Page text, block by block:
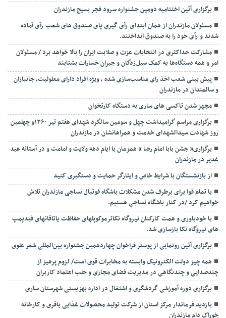
برگزاری آئین اختتامیه دومین جشنواره سرود فجر بسیج مازندران
مسئولان مازندران از همان ابتدای رآی گیری پای صندوق های شعب رآی آماده
شدند و رآی خود را به صندوق انداختند.
مشارکت حداکثری در انتخابات عزت و صلابت ایران را بالا خواهد برد / مسئولان
امر و همه دستگاه‌ها به کمک سیل‌زدگان و جبران خسارات بشتابند
پیش بینی شعب اخذ رای مناسب‌سازی شده ، ویژه افراد دارای معلولیت، جانبازان
و سالمندان در مازندران
مجهز شدن تاکسی های ساری به دستگاه کارتخوان
برگزاری مراسم گرامیداشت چهل و سومین سالگرد شهدای هفتم تیر ۱۳۶۰و چهلمین
روز شهادت سیدالشهدای خدمت و همراهانشان در مازندران
برگزاری« جشن بابا امام رضا » همزمان با ایام دهه ولایت و امامت و در آستانه عید
غدیر در مازندران
از بازنشستگان با شرایط خاص و ایثارگر حمایت و دستگیری کنید
با تمام قوا برای برطرف شدن مشکلات باشگاه فوتبال نساجی مازندران تلاش
خواهیم کرد /در کنار باشگاه نساجی هستیم.
با خودباوری و همت کارکنان نیروگاه نکاترموکوپلهای حفاظت یاتاقانهای فیدپمپ
های نیروگاه نکا بازسازی شد.
برگزاری آئین رونمایی از پوستر فراخوان چهاردهمین جشنواره بین‌المللی شعر علوی
همه چیز دولت الکترونیک وابسته به مخابرات قوی است/ لزوم پرهیز از
چندصدایی و چندنگاهی در مدیریت فضای مجازی و جلب اعتماد کاربران
برگزاری دوره آموزشی گردشگری و اشتغال در اداره بهزیستی شهرستان ساری
بازدید فرماندار مرکز استان از شرکت تولید محصولات غذایی باقری و کارخانه
خوراک دام مازندران